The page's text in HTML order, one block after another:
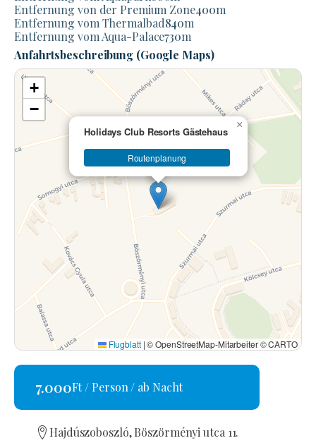
Entfernung von der Premium Zone400m
Entfernung vom Thermalbad840m
Entfernung vom Aqua-Palace730m
Anfahrtsbeschreibung (Google Maps)
Holidays Club Resorts Gästehaus
Routenplanung
×
+
−
Flugblatt |© OpenStreetMap-Mitarbeiter © CARTO
7.000Ft / Person / ab Nacht
Hajdúszoboszló, Böszörményi utca 11.